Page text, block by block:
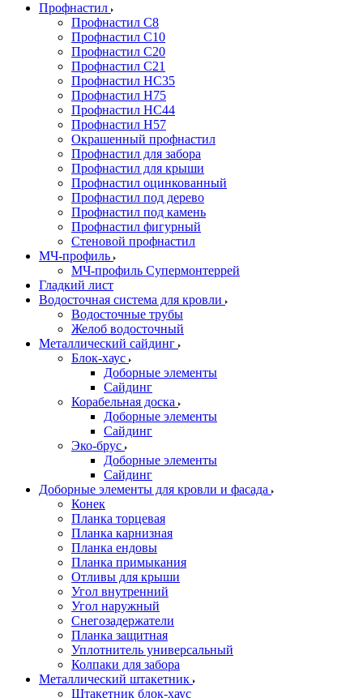
Профнастил
Профнастил С8
Профнастил С10
Профнастил С20
Профнастил С21
Профнастил НС35
Профнастил Н75
Профнастил HC44
Профнастил Н57
Окрашенный профнастил
Профнастил для забора
Профнастил для крыши
Профнастил оцинкованный
Профнастил под дерево
Профнастил под камень
Профнастил фигурный
Стеновой профнастил
МЧ-профиль
МЧ-профиль Супермонтеррей
Гладкий лист
Водосточная система для кровли
Водосточные трубы
Желоб водосточный
Металлический сайдинг
Блок-хаус
Доборные элементы
Сайдинг
Корабельная доска
Доборные элементы
Сайдинг
Эко-брус
Доборные элементы
Сайдинг
Доборные элементы для кровли и фасада
Конек
Планка торцевая
Планка карнизная
Планка ендовы
Планка примыкания
Отливы для крыши
Угол внутренний
Угол наружный
Снегозадержатели
Планка защитная
Уплотнитель универсальный
Колпаки для забора
Металлический штакетник
Штакетник блок-хаус